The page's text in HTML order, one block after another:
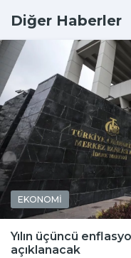
Diğer Haberler
EKONOMİ
Yılın üçüncü
açıklanacak